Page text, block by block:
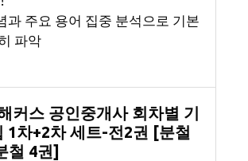
과 주요 용어 집중 분석으로 기본
파악
커스 공인중개사 회차별 기
1차+2차 세트-전2권 [분철
철 4권]